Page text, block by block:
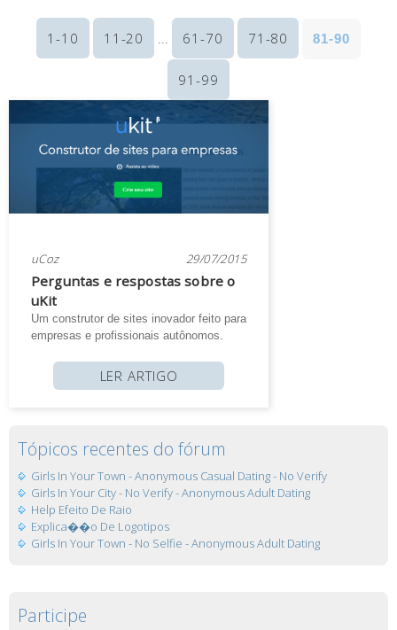
1-10 11-20 ... 61-70 71-80 81-90
91-99
uCoz 29/07/2015
Perguntas e respostas sobre o
uKit
Um construtor de sites inovador feito para
empresas e profissionais autônomos.
LER ARTIGO
Tópicos recentes do fórum
Girls In Your Town - Anonymous Casual Dating - No Verify
Girls In Your City - No Verify - Anonymous Adult Dating
Help Efeito De Raio
Explica��o De Logotipos
Girls In Your Town - No Selfie - Anonymous Adult Dating
Participe